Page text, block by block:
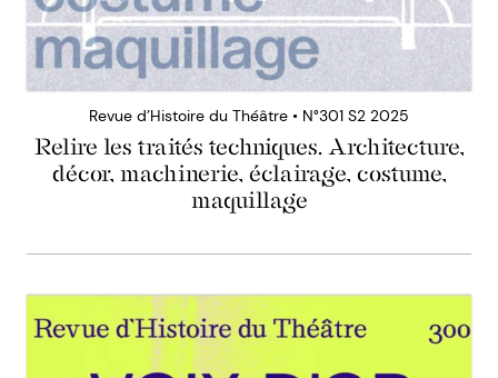
Revue d’Histoire du Théâtre • N°301 S2 2025
Relire les traités techniques. Architecture,
décor, machinerie, éclairage, costume,
maquillage